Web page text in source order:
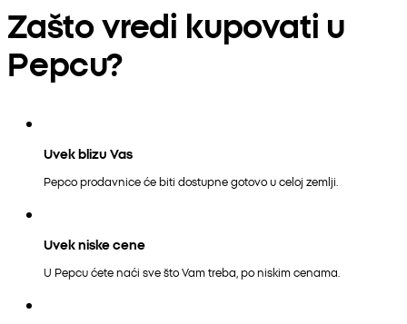
Zašto vredi kupovati u
Pepcu?
Uvek blizu Vas
Pepco prodavnice će biti dostupne gotovo u celoj zemlji.
Uvek niske cene
U Pepcu ćete naći sve što Vam treba, po niskim cenama.